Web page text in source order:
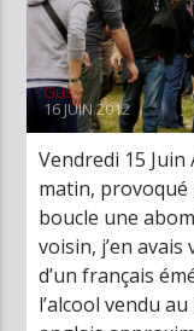
Gus
16 JUIN 2012
Vendredi 15
matin,
boucle une
voisin, j’en
d’un français
l’alcool vendu